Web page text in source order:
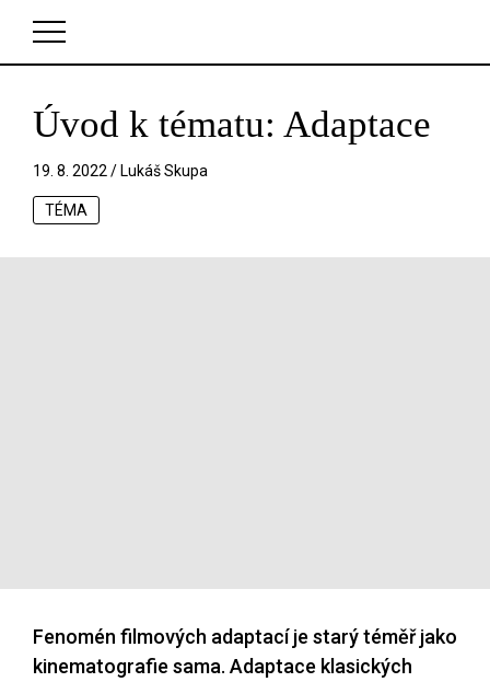
V košíku zatím nemáte žádné položky.
Úvod k tématu: Adaptace
19. 8. 2022 / Lukáš Skupa
TÉMA
Fenomén filmových adaptací je starý téměř jako
kinematografie sama. Adaptace klasických